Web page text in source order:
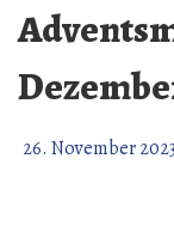
26. November 2023